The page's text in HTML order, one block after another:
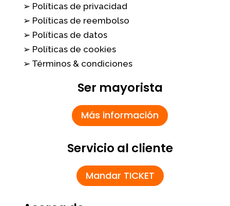
➢ Políticas de privacidad
➢ Políticas de reembolso
➢ Políticas de datos
➢ Políticas de cookies
➢ Términos & condiciones
Ser mayorista
Más información
Servicio al cliente
Mandar TICKET